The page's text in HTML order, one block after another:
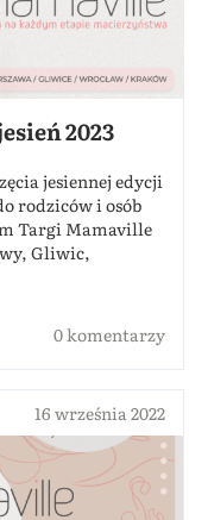
2023
jesiennej edycji
rodziców i osób
Targi Mamaville
Gliwic,
0 komentarzy
16 września 2022